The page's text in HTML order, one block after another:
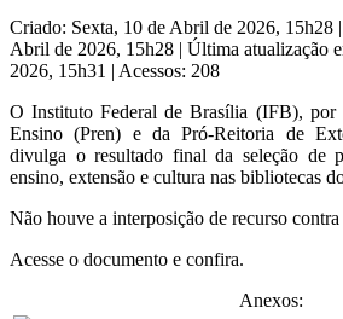
Criado: Sexta, 10 de Abril de 2026, 15h28 |
Abril de 2026, 15h28 | Última atualização
2026, 15h31 | Acessos: 208
O Instituto Federal de Brasília (IFB), por
Ensino (Pren) e da Pró-Reitoria de
divulga o resultado final da seleção de
ensino, extensão e cultura nas bibliotecas
Não houve a interposição de recurso
Acesse o documento e confira.
Anexos: